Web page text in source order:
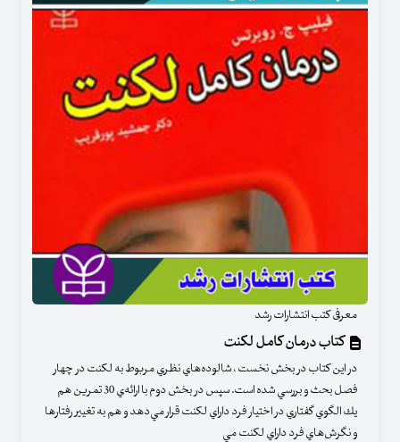
معرفی کتب انتشارات رشد
کتاب درمان کامل لکنت
در اين كتاب در بخش نخست ، شالوده‌هاي نظري مربوط به لكنت در چهار
فصل بحث و بررسي شده است. سپس در بخش دوم با ارائه‌ي 30 تمرين هم
يك الگوي گفتاري در اختيار فرد داراي لكنت قرار مي‌دهد و هم به تغيير رفتارها
و نگرش‌هاي فرد داراي لكنت مي